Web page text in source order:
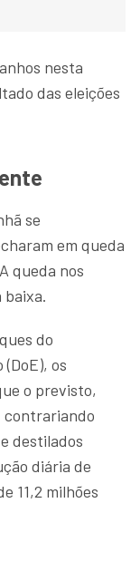
nesta
das eleições
se
em queda
queda nos
do
os
o previsto,
contrariando
destilados
diária de
11,2 milhões